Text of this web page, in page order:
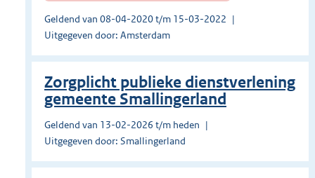
Geldend van 08-04-2020 t/m 15-03-2022
Uitgegeven door: Amsterdam
Zorgplicht publieke dienstverlening
gemeente Smallingerland
Geldend van 13-02-2026 t/m heden
Uitgegeven door: Smallingerland